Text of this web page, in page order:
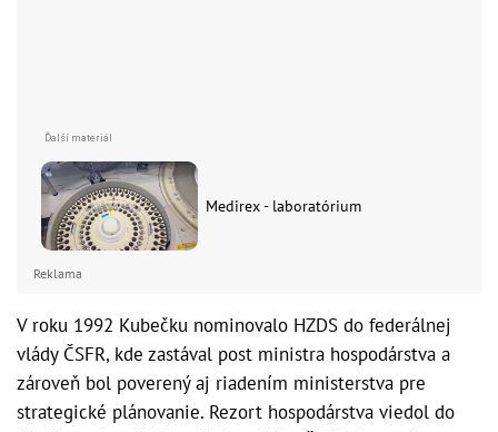
Medirex - laboratórium
Reklama
V roku 1992 Kubečku nominovalo HZDS do federálnej
vlády ČSFR, kde zastával post ministra hospodárstva a
zároveň bol poverený aj riadením ministerstva pre
strategické plánovanie. Rezort hospodárstva viedol do